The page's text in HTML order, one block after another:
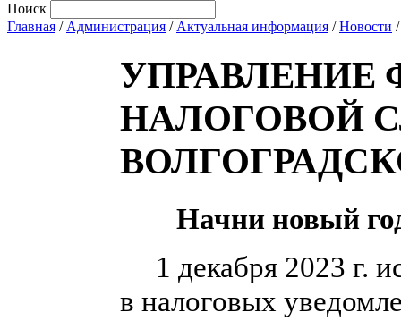
Поиск
Главная / Администрация / Актуальная информация /Новости
УПРАВЛЕНИЕ
НАЛОГОВОЙ
Начни новый
1 декабря 2023 г.
в налоговых